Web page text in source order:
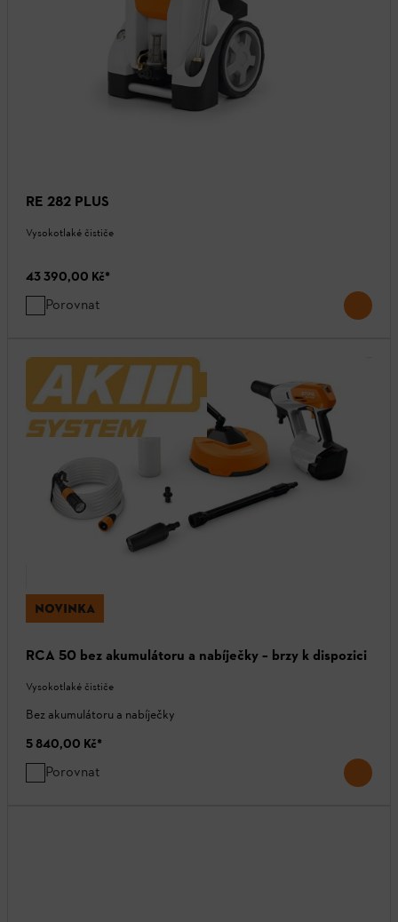
RE 282 PLUS
Vysokotlaké čističe
43 390,00 Kč*
Porovnat
NOVINKA
RCA 50 bez akumulátoru a nabíječky – brzy k dispozici
Vysokotlaké čističe
Bez akumulátoru a nabíječky
5 840,00 Kč*
Porovnat